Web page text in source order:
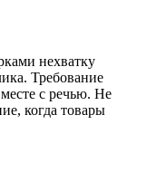
нехватку
Требование
с речью. Не
когда товары